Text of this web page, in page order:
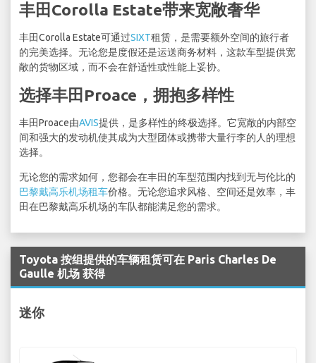
丰田Corolla Estate带来宽敞奢华
丰田Corolla Estate可通过SIXT租赁，是需要额外空间的旅行者
的完美选择。无论您是度假还是运送商务材料，这款车型提供宽
敞的货物区域，而不会在舒适性或性能上妥协。
选择丰田Proace，拥抱多样性
丰田Proace由AVIS提供，是多样性的终极选择。它宽敞的内部空
间和强大的发动机使其成为大型团体或携带大量行李的人的理想
选择。
无论您的需求如何，您都会在丰田的车型范围内找到无与伦比的
巴黎戴高乐机场租车价格。无论您追求风格、空间还是效率，丰
田在巴黎戴高乐机场的车队都能满足您的需求。
Toyota 按组提供的车辆租赁可在 Paris Charles De
Gaulle 机场 获得
迷你